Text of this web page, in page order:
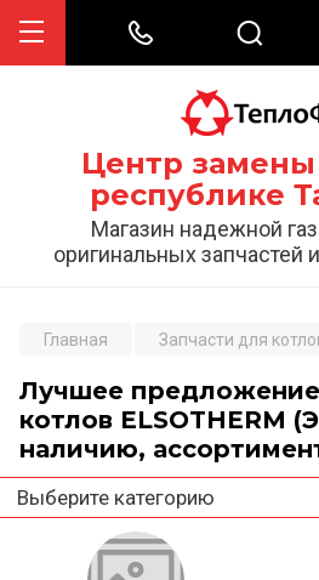
Центр замены
республике
Магазин надежной
оригинальных
Главная Запчасти для
Лучшее предложение
котлов ELSOTHERM
наличию,